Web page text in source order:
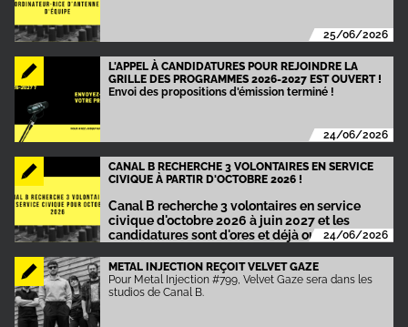
25/06/2026
L'APPEL À CANDIDATURES POUR REJOINDRE LA
GRILLE DES PROGRAMMES 2026-2027 EST OUVERT !
Envoi des propositions d'émission terminé !
24/06/2026
CANAL B RECHERCHE 3 VOLONTAIRES EN SERVICE
CIVIQUE À PARTIR D'OCTOBRE 2026 !
Canal B recherche 3 volontaires en service
civique d'octobre 2026 à juin 2027 et les
candidatures sont d'ores et déjà ouvertes !
24/06/2026
METAL INJECTION REÇOIT VELVET GAZE
Pour Metal Injection #799, Velvet Gaze sera dans les
studios de Canal B.